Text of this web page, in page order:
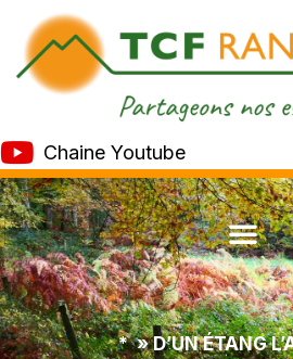
Chaine Youtube
* » D’UN ÉTANG